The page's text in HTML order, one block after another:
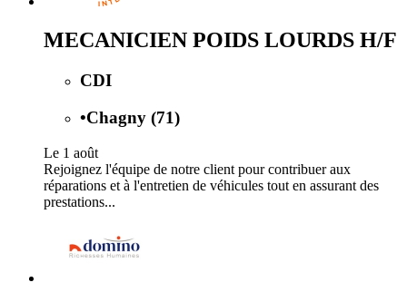
MECANICIEN POIDS LOURDS H/F
CDI
•Chagny (71)
Le 1 août
Rejoignez l'équipe de notre client pour contribuer aux
réparations et à l'entretien de véhicules tout en assurant des
prestations...